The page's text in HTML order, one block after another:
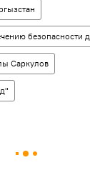
Саркулов